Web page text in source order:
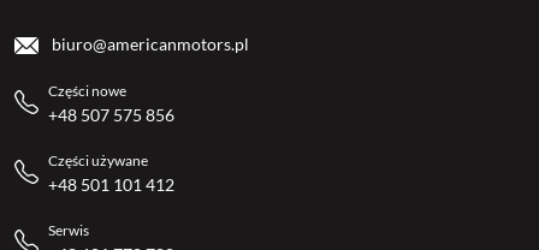
biuro@americanmotors.pl
Części nowe
+48 507 575 856
Części używane
+48 501 101 412
Serwis